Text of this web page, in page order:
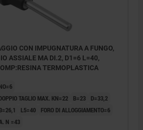
CON IMPUGNATURA A FUNGO,
ASSIALE MA DI.2, D1=6 L=40,
TERMOPLASTICA
TAGLIO MAX. KN=22
B=23
D=33,2
L5=40
FORO DI ALLOGGIAMENTO=6
N =43